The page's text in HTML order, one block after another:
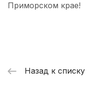
Приморском крае!
Назад к списку